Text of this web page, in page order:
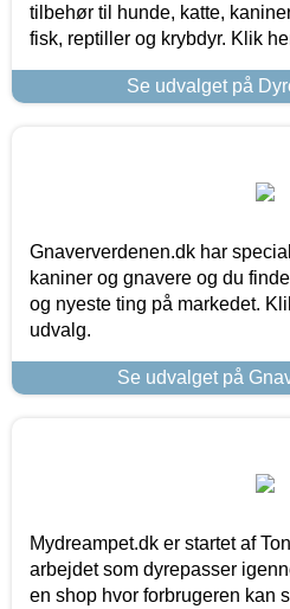
tilbehør til hunde, katte,
fisk, reptiller og krybdyr. Klik
Se udvalget på
Gnaververdenen.dk har
kaniner og gnavere og du
og nyeste ting på markedet.
udvalg.
Se udvalget på
Mydreampet.dk er startet af
arbejdet som dyrepasser
en shop hvor forbrugeren kan